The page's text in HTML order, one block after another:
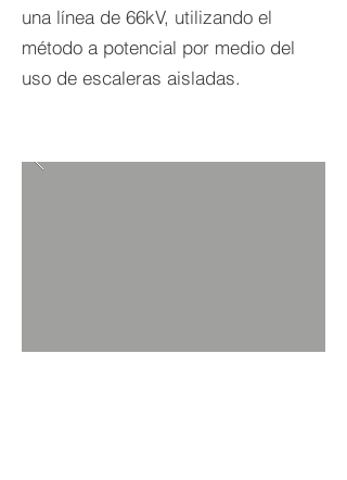
una línea de 66kV, utilizando el
método a potencial por medio del
uso de escaleras aisladas.